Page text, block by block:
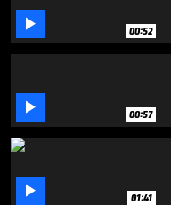
 00:52
 00:57
 01:41